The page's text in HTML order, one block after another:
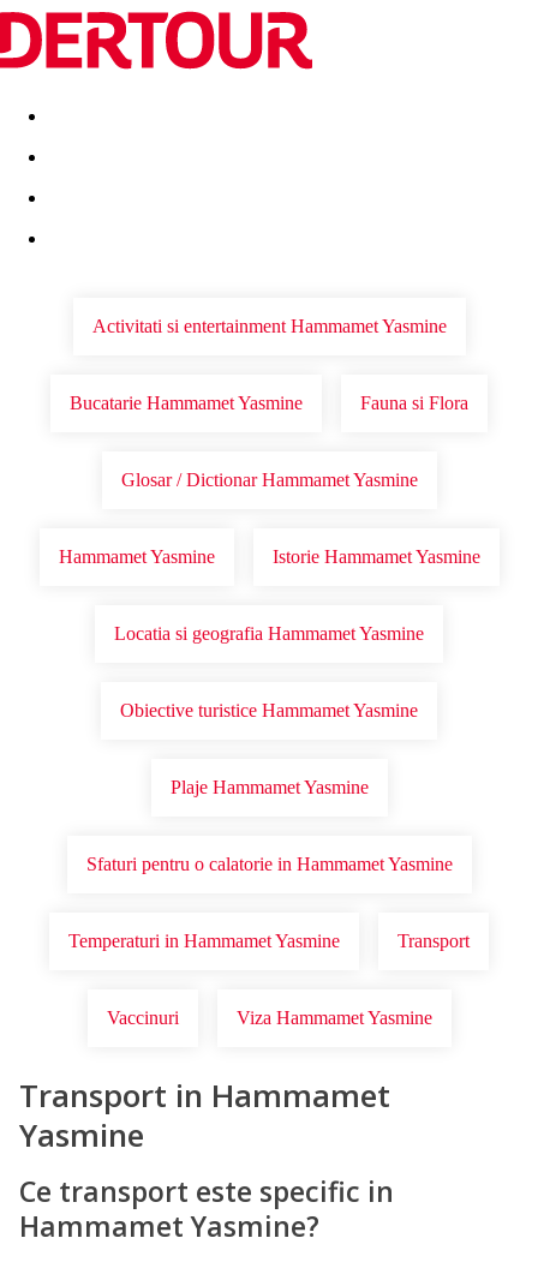
Destinatii Vacanta perfecta OFERTE DE NERATAT
Activitati si entertainment Hammamet Yasmine
Bucatarie Hammamet Yasmine Fauna si Flora
Glosar / Dictionar Hammamet Yasmine
Hammamet Yasmine Istorie Hammamet Yasmine
Locatia si geografia Hammamet Yasmine
Obiective turistice Hammamet Yasmine
Plaje Hammamet Yasmine
Sfaturi pentru o calatorie in Hammamet Yasmine
Temperaturi in Hammamet Yasmine Transport
Vaccinuri Viza Hammamet Yasmine
Transport in Hammamet
Yasmine
Ce transport este specific in
Hammamet Yasmine?